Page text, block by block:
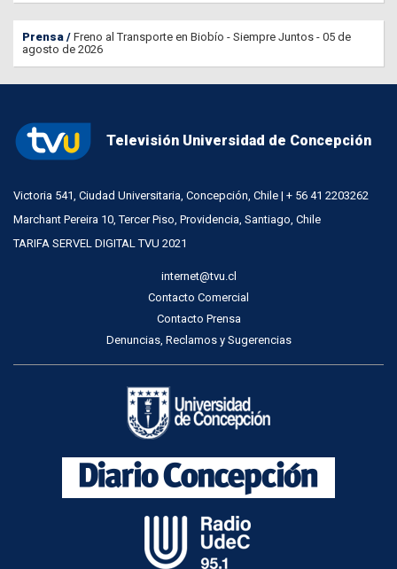
Prensa
Freno al Transporte en Biobío - Siempre Juntos - 05 de
agosto de 2026
Televisión Universidad de Concepción
Victoria 541, Ciudad Universitaria, Concepción, Chile | + 56 41 2203262
Marchant Pereira 10, Tercer Piso, Providencia, Santiago, Chile
TARIFA SERVEL DIGITAL TVU 2021
internet@tvu.cl
Contacto Comercial
Contacto Prensa
Denuncias, Reclamos y Sugerencias